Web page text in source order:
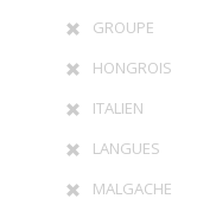
GROUPE
HONGROIS
ITALIEN
LANGUES
MALGACHE